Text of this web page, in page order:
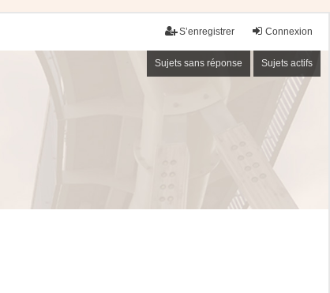
Connexion
S’enregistrer
Sujets sans réponse Sujets actifs